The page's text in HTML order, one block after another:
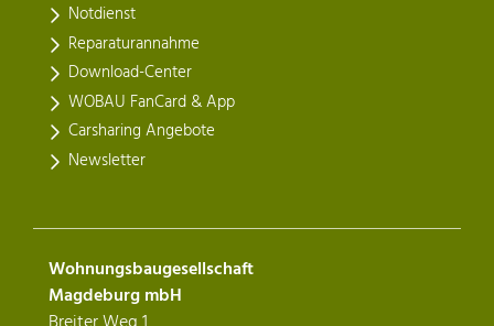
Wohnungsbaugesellschaft
Magdeburg mbH
Notdienst
Reparaturannahme
Download-Center
WOBAU FanCard & App
Carsharing Angebote
Newsletter